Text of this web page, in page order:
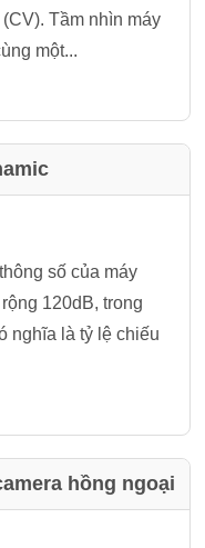
Tầm nhìn máy
một...
số của máy
120dB, trong
nghĩa là tỷ lệ chiếu
hồng ngoại